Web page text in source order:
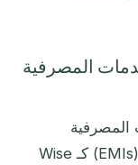
المصرفية
المصرفية
التقليدية بمؤسسات الأموال الإلكترونية (EMIs) كـ Wise